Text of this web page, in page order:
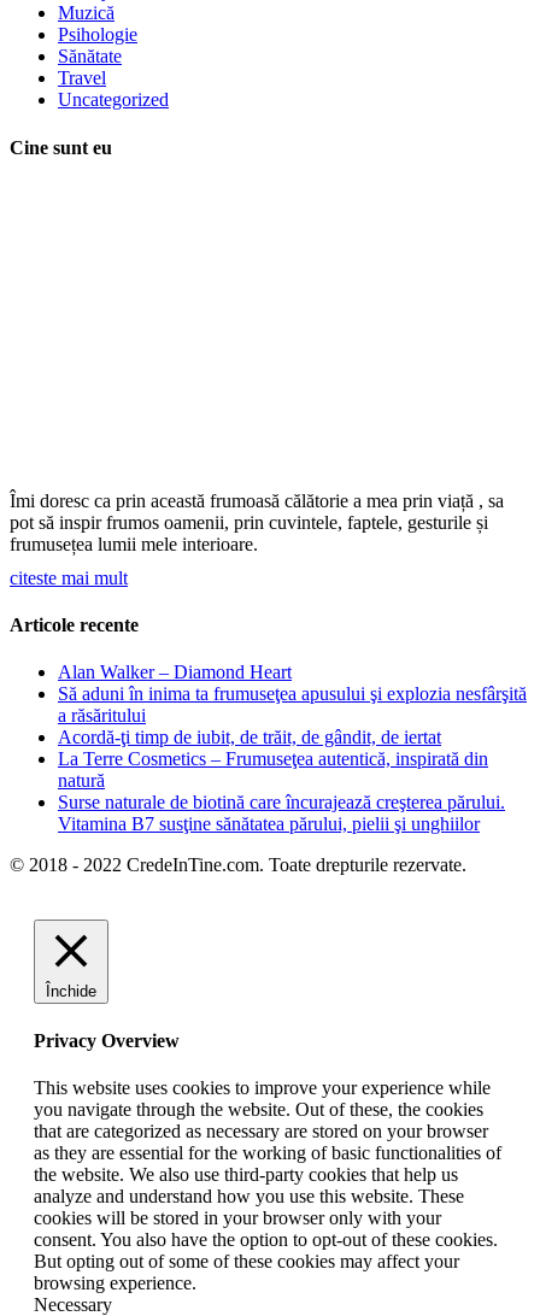
Muzică
Psihologie
Sănătate
Travel
Uncategorized
Cine sunt eu
Îmi doresc ca prin această frumoasă călătorie a mea prin viață , sa
pot să inspir frumos oamenii, prin cuvintele, faptele, gesturile și
frumusețea lumii mele interioare.
citeste mai mult
Articole recente
Alan Walker – Diamond Heart
Să aduni în inima ta frumuseţea apusului şi explozia nesfârşită
a răsăritului
Acordă-ţi timp de iubit, de trăit, de gândit, de iertat
La Terre Cosmetics – Frumuseţea autentică, inspirată din
natură
Surse naturale de biotină care încurajează creşterea părului.
Vitamina B7 susţine sănătatea părului, pielii şi unghiilor
© 2018 - 2022 CredeInTine.com. Toate drepturile rezervate.
Închide
Privacy Overview
This website uses cookies to improve your experience while
you navigate through the website. Out of these, the cookies
that are categorized as necessary are stored on your browser
as they are essential for the working of basic functionalities of
the website. We also use third-party cookies that help us
analyze and understand how you use this website. These
cookies will be stored in your browser only with your
consent. You also have the option to opt-out of these cookies.
But opting out of some of these cookies may affect your
browsing experience.
Necessary